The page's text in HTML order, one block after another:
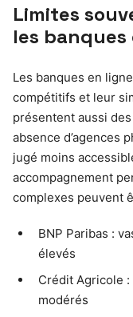
Limites
les
Les banques en
compétitifs et leur
présentent aussi
absence d’agences
jugé moins
accompagnement
complexes peuvent
BNP Paribas :
élevés
Crédit Agricole
modérés